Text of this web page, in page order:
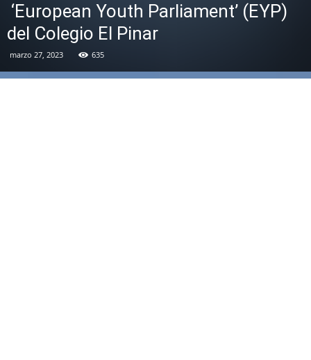
‘European Youth Parliament’ (EYP)
del Colegio El Pinar
marzo 27, 2023 635